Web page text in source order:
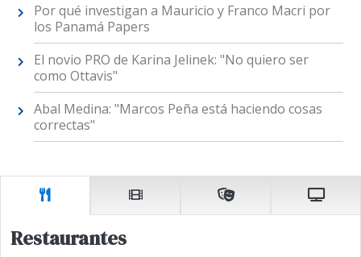
Por qué investigan a Mauricio y Franco Macri por
los Panamá Papers
El novio PRO de Karina Jelinek: "No quiero ser
como Ottavis"
Abal Medina: "Marcos Peña está haciendo cosas
correctas"
Restaurantes